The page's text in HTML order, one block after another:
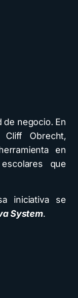
de negocio. En
Obrecht,
en
que
iniciativa se
System.